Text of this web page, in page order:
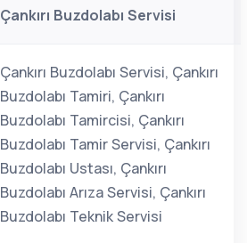
Çankırı Buzdolabı Servisi
Çankırı Buzdolabı Servisi, Çankırı
Buzdolabı Tamiri, Çankırı
Buzdolabı Tamircisi, Çankırı
Buzdolabı Tamir Servisi, Çankırı
Buzdolabı Ustası, Çankırı
Buzdolabı Arıza Servisi, Çankırı
Buzdolabı Teknik Servisi